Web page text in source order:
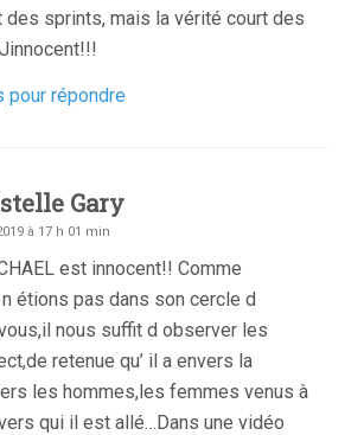
des sprints, mais la vérité court des
pour répondre
Gary
à 17 h 01 min
est innocent!! Comme
étions pas dans son cercle d
nous suffit d observer les
retenue qu’ il a envers la
les hommes,les femmes venus à
qui il est allé…Dans une vidéo